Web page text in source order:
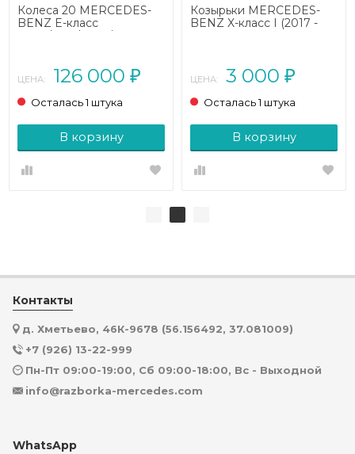
Колеса 20 MERCEDES-
BENZ E-класс
W213/S213/C238/A238
ЦЕНА: 126 000 ₽
Осталась 1 штука
В корзину
Козырьки MERCEDES-
BENZ X-класс I (2017 -
ЦЕНА: 3 000 ₽
Осталась 1 штука
В корзину
Контакты
д. Хметьево, 46К-9678 (56.156492, 37.081009)
+7 (926) 13-22-999
Пн-Пт 09:00-19:00, Сб 09:00-18:00, Вс - Выходной
info@razborka-mercedes.com
WhatsApp